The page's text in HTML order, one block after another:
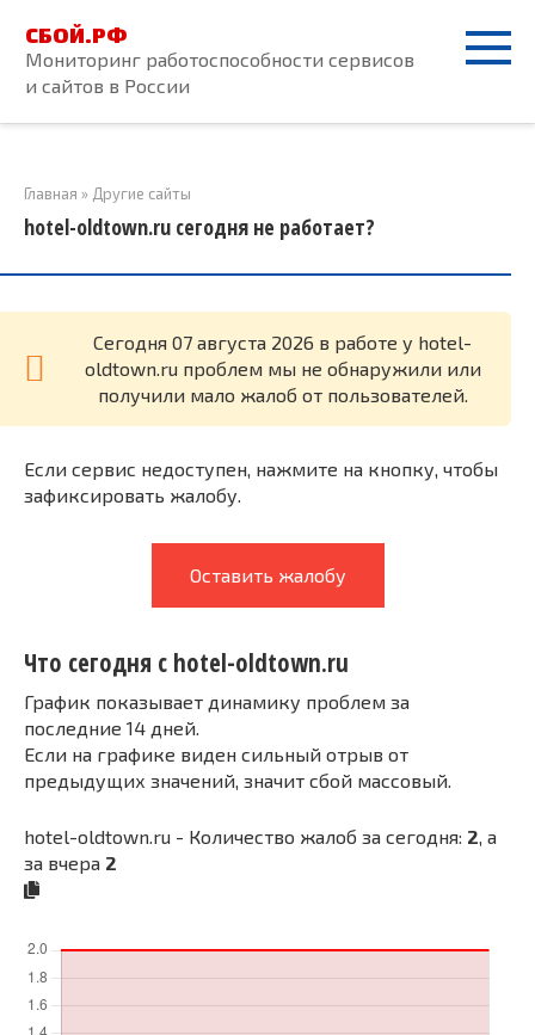
контенту
СБОЙ.РФ
Мониторинг работоспособности сервисов
и сайтов в России
Главная » Другие сайты
hotel-oldtown.ru сегодня не работает?
Cегодня 07 августа 2026 в работе у hotel-
oldtown.ru проблем мы не обнаружили или
получили мало жалоб от пользователей.
Если сервис недоступен, нажмите на кнопку, чтобы
зафиксировать жалобу.
Оставить жалобу
Что сегодня с hotel-oldtown.ru
График показывает динамику проблем за
последние 14 дней.
Если на графике виден сильный отрыв от
предыдущих значений, значит сбой массовый.
hotel-oldtown.ru - Количество жалоб за сегодня: 2 , а
за вчера 2